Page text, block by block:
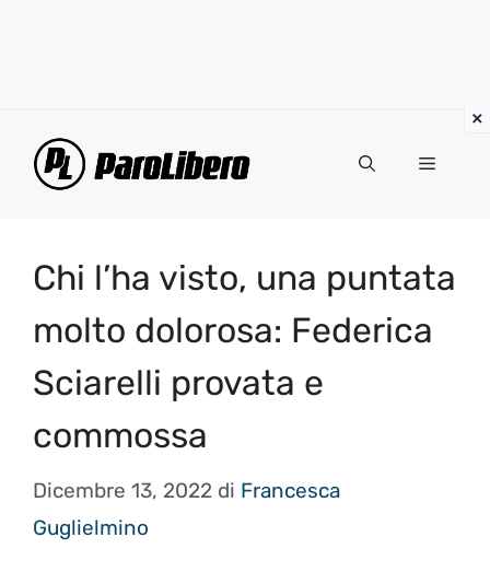
Menu
Chi l’ha visto, una puntata
molto dolorosa: Federica
Sciarelli provata e
commossa
Dicembre 13, 2022 di Francesca
Guglielmino